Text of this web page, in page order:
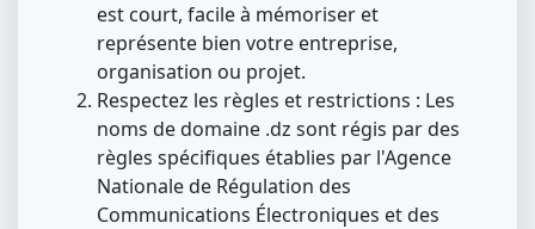
est court, facile à mémoriser et
représente bien votre entreprise,
organisation ou projet.
Respectez les règles et restrictions : Les
noms de domaine .dz sont régis par des
règles spécifiques établies par l'Agence
Nationale de Régulation des
Communications Électroniques et des